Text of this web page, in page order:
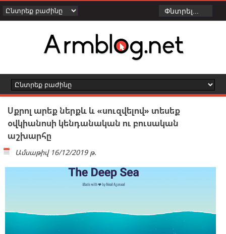
Սքրոլ արեք ներքև և «սուզվելով» տեսեք
օվկիանոսի կենդանական ու բուսական
աշխարհը
Ամսաթիվ 16/12/2019 թ.